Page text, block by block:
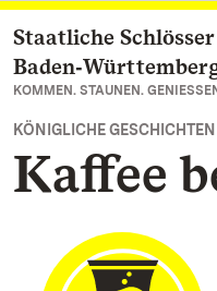
Zum Hauptinhalt
Staatliche
KOMMEN. STAUNEN.
KÖNIGLICHE
Kaffee